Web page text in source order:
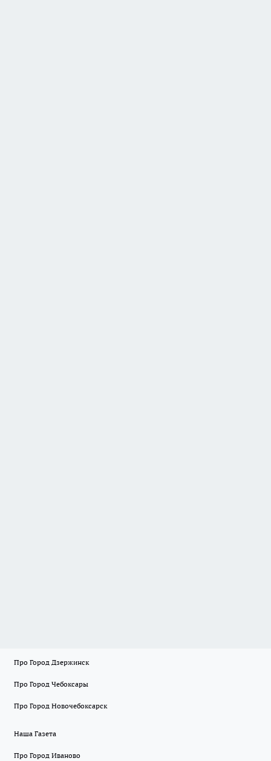
Про Город Дзержинск
Про Город Чебоксары
Про Город Новочебоксарск
Наша Газета
Про Город Иваново